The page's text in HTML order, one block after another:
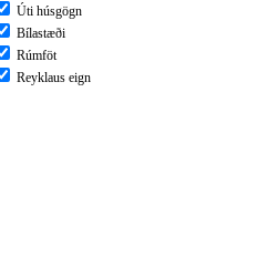
Úti húsgögn
Bílastæði
Rúmföt
Reyklaus eign